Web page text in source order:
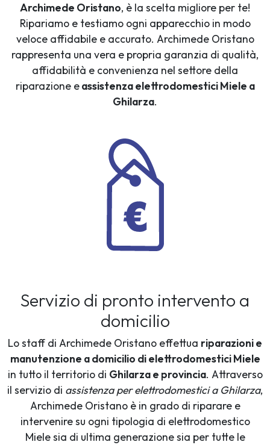
Archimede Oristano, è la scelta migliore per te!
Ripariamo e testiamo ogni apparecchio in modo
veloce affidabile e accurato. Archimede Oristano
rappresenta una vera e propria garanzia di qualità,
affidabilità e convenienza nel settore della
riparazione eassistenza elettrodomestici Miele a
Ghilarza.
Servizio di pronto intervento a
domicilio
Lo staff di Archimede Oristano effettua riparazioni e
manutenzione a domicilio di elettrodomestici Miele
in tutto il territorio di Ghilarza e provincia. Attraverso
il servizio di assistenza per elettrodomestici a Ghilarza,
Archimede Oristano è in grado di riparare e
intervenire su ogni tipologia di elettrodomestico
Miele sia di ultima generazione sia per tutte le